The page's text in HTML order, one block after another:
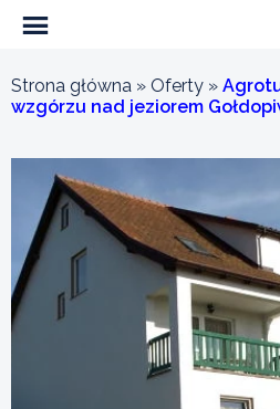
Strona główna » Oferty »
wzgórzu nad jeziorem